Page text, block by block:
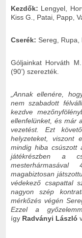
Kezdők: Lengyel,
Kiss G., Patai, Papp,
Cserék: Sereg, Rupa,
Góljainkat Horváth
(90’) szerezték.
„Annak ellenére,
nem szabadott
kezdve
ellenfelünket, és már
vezetést. Ezt
helyzeteket, viszont
mindig hiba csúszott
játékrészben a
magabiztosan
védekező csapattal
nagyon szép
mérkőzés végén
Ezzel a
így Radványi László